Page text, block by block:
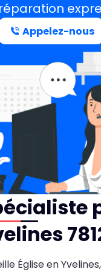
Appelez-nous
Église en Yvelines,